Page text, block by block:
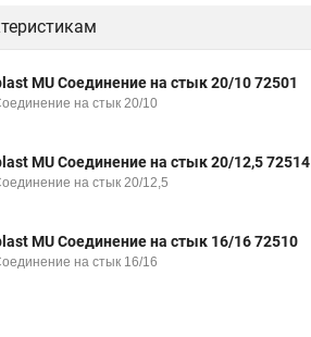
MU Соединение на стык 20/10 72501
на стык 20/10
MU Соединение на стык 20/12,5 72514
на стык 20/12,5
MU Соединение на стык 16/16 72510
на стык 16/16